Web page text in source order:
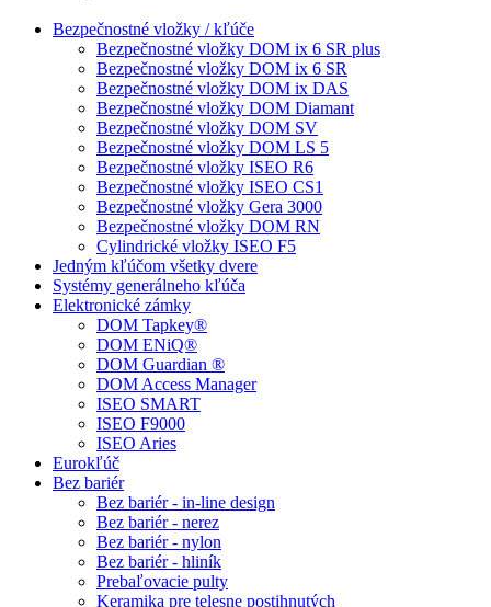
Bezpečnostné vložky / kľúče
Bezpečnostné vložky DOM ix 6 SR plus
Bezpečnostné vložky DOM ix 6 SR
Bezpečnostné vložky DOM ix DAS
Bezpečnostné vložky DOM Diamant
Bezpečnostné vložky DOM SV
Bezpečnostné vložky DOM LS 5
Bezpečnostné vložky ISEO R6
Bezpečnostné vložky ISEO CS1
Bezpečnostné vložky Gera 3000
Bezpečnostné vložky DOM RN
Cylindrické vložky ISEO F5
Jedným kľúčom všetky dvere
Systémy generálneho kľúča
Elektronické zámky
DOM Tapkey®
DOM ENiQ®
DOM Guardian ®
DOM Access Manager
ISEO SMART
ISEO F9000
ISEO Aries
Eurokľúč
Bez bariér
Bez bariér - in-line design
Bez bariér - nerez
Bez bariér - nylon
Bez bariér - hliník
Prebaľovacie pulty
Keramika pre telesne postihnutých